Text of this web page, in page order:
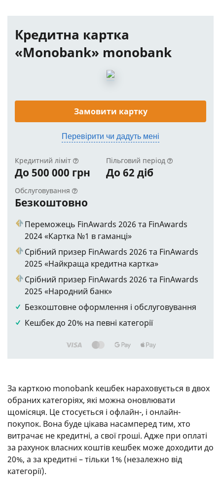
Кредитна картка
«Monobank» monobank
Замовити картку
Перевірити чи дадуть мені
Кредитний ліміт
До 500 000 грн
Пільговий період
До 62 діб
Обслуговування
Безкоштовно
Переможець FinAwards 2026 та FinAwards
2024 «Картка №1 в гаманці»
Срібний призер FinAwards 2026 та FinAwards
2025 «Найкраща кредитна картка»
Срібний призер FinAwards 2026 та FinAwards
2025 «Народний банк»
Безкоштовне оформлення і обслуговування
Кешбек до 20% на певні категорії
За карткою monobank кешбек нараховується в двох
обраних категоріях, які можна оновлювати
щомісяця. Це стосується і офлайн-, і онлайн-
покупок. Вона буде цікава насамперед тим, хто
витрачає не кредитні, а свої гроші. Адже при оплаті
за рахунок власних коштів кешбек може доходити до
20%, а за кредитні – тільки 1% (незалежно від
категорії).